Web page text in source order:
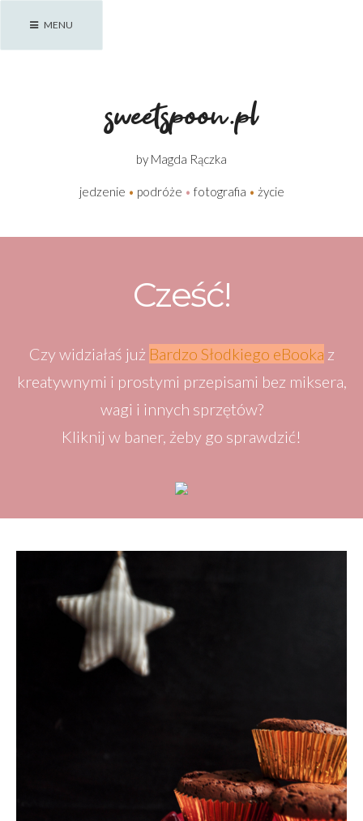
MENU
sweetspoon.pl
by Magda Rączka
jedzenie • podróże • fotografia • życie
Cześć!
Czy widziałaś już Bardzo Słodkiego eBooka z
kreatywnymi i prostymi przepisami bez miksera,
wagi i innych sprzętów?
Kliknij w baner, żeby go sprawdzić!